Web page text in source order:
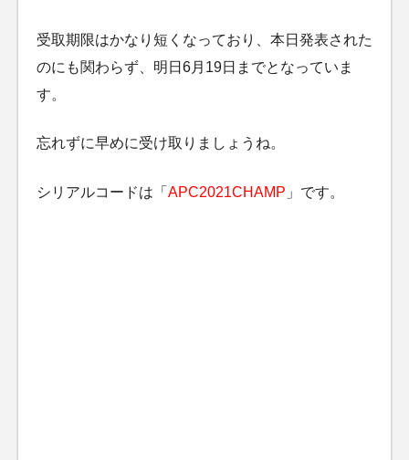
受取期限はかなり短くなっており、本日発表された
のにも関わらず、明日6月19日までとなっていま
す。
忘れずに早めに受け取りましょうね。
シリアルコードは「 APC2021CHAMP 」です。